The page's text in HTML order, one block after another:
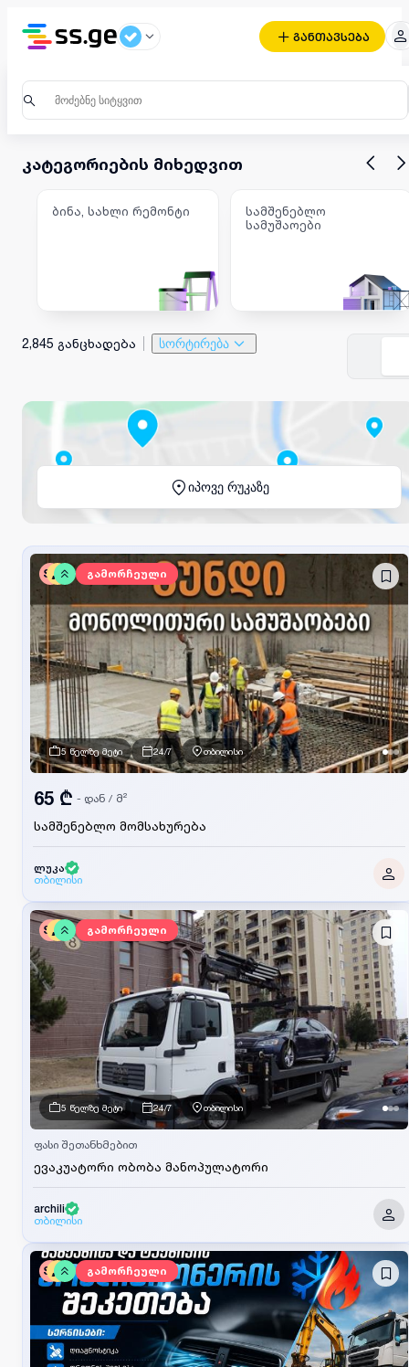
განთავსება
კატეგორიების მიხედვით
ბინა, სახლი რემონტი
სამშენებლო
სამუშაოები
2,845 განცხადება სორტირება
იპოვე რუკაზე
SV გამორჩეული
5 წელზე მეტი 24/7 თბილისი
სამშენებლო მომსახურება
65 ₾ - დან / მ²
ლუკა
თბილისი
SV გამორჩეული
5 წელზე მეტი 24/7 თბილისი
ევაკუატორი ობობა მანოპულატორი
ფასი შეთანხმებით
archili
თბილისი
SV გამორჩეული